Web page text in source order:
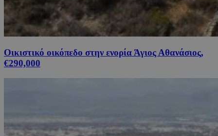
Οικιστικό οικόπεδο στην ενορία Άγιος Αθανάσιος,
€290,000